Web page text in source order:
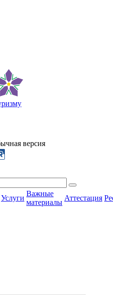
версия
Услуги
Важные
материалы
Аттестация